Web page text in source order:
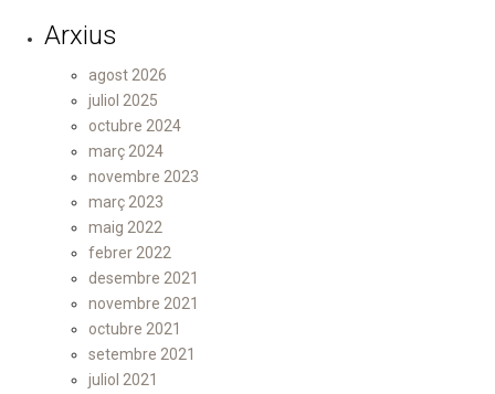
Arxius
agost 2026
juliol 2025
octubre 2024
març 2024
novembre 2023
març 2023
maig 2022
febrer 2022
desembre 2021
novembre 2021
octubre 2021
setembre 2021
juliol 2021